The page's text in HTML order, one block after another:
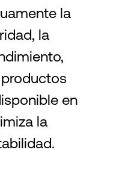
la
la
en
la